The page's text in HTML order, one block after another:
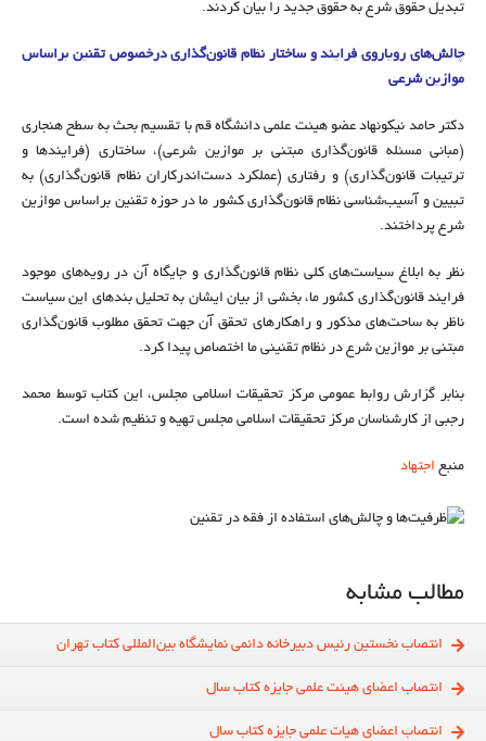
تبدیل حقوق شرع به حقوق جدید را بیان کردند.
چالش‌های رویاروی فرایند و ساختار نظام قانون‌گذاری درخصوص تقنین براساس
موازین شرعی
دکتر حامد نیکونهاد عضو هیئت علمی دانشگاه قم با تقسیم بحث به سطح هنجاری
(مبانی مسئله قانون‌گذاری مبتنی بر موازین شرعی)، ساختاری (فرایندها و
ترتیبات قانون‌گذاری) و رفتاری (عملکرد دست‌اندرکاران نظام قانون‌گذاری) به
تبیین و آسیب‌شناسی نظام قانون‌گذاری کشور ما در حوزه تقنین براساس موازین
شرع پرداختند.
نظر به ابلاغ سیاست‌های کلی نظام قانون‌گذاری و جایگاه آن در رویه‌های موجود
فرایند قانون‌گذاری کشور ما، بخشی از بیان ایشان به تحلیل بندهای این سیاست
ناظر به ساحت‌های مذکور و راهکارهای تحقق آن جهت تحقق مطلوب قانون‌گذاری
مبتنی بر موازین شرع در نظام تقنینی ما اختصاص پیدا کرد.
بنابر گزارش روابط عمومی مرکز تحقیقات اسلامی مجلس، این کتاب توسط محمد
رجبی از کارشناسان مرکز تحقیقات اسلامی مجلس تهیه و تنظیم شده است.
منبع اجتهاد
مطالب مشابه
انتصاب نخستین رئیس دبیرخانه دائمی نمایشگاه بین‌المللی کتاب تهران
انتصاب اعضای هیئت علمی جایزه کتاب‌ سال
انتصاب اعضای هیات علمی جایزه کتاب‌ سال